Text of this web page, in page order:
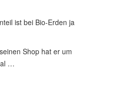
ist bei Bio-Erden ja
Shop hat er um
…